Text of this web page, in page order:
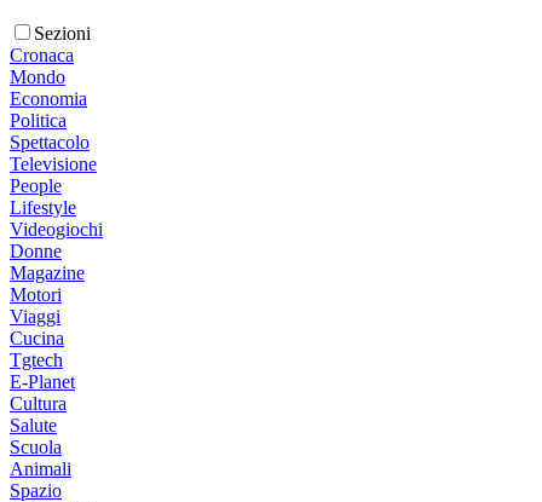
Sezioni
Cronaca
Mondo
Economia
Politica
Spettacolo
Televisione
People
Lifestyle
Videogiochi
Donne
Magazine
Motori
Viaggi
Cucina
Tgtech
E-Planet
Cultura
Salute
Scuola
Animali
Spazio